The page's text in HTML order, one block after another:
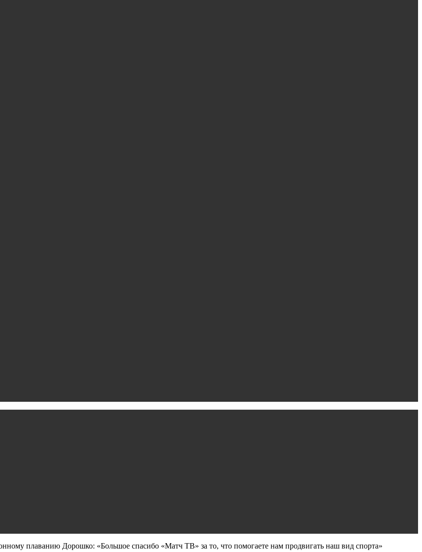
плаванию Дорошко: «Большое спасибо «Матч ТВ» за то, что помогаете нам продвигать наш вид спорта»